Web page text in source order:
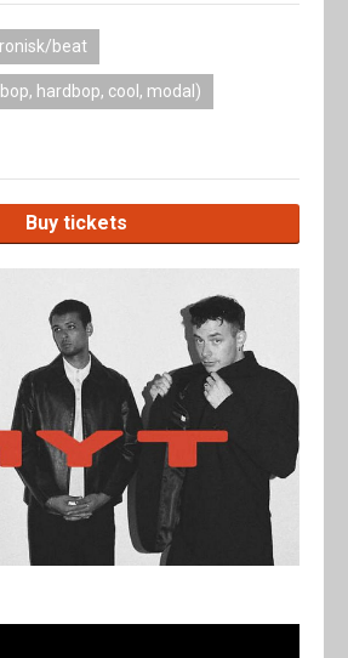
beat
hardbop, cool, modal)
Buy tickets